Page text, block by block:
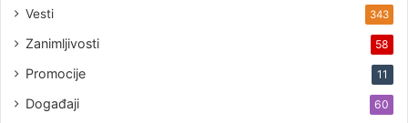
Vesti 343
Zanimljivosti 58
Promocije 11
Događaji 60